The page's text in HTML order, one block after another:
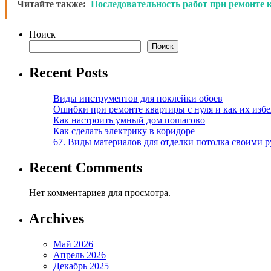
Читайте также: Последовательность работ при ремонте
Поиск
Поиск
Recent Posts
Виды инструментов для поклейки обоев
Ошибки при ремонте квартиры с нуля и как их
Как настроить умный дом пошагово
Как сделать электрику в коридоре
67. Виды материалов для отделки потолка своими
Recent Comments
Нет комментариев для просмотра.
Archives
Май 2026
Апрель 2026
Декабрь 2025